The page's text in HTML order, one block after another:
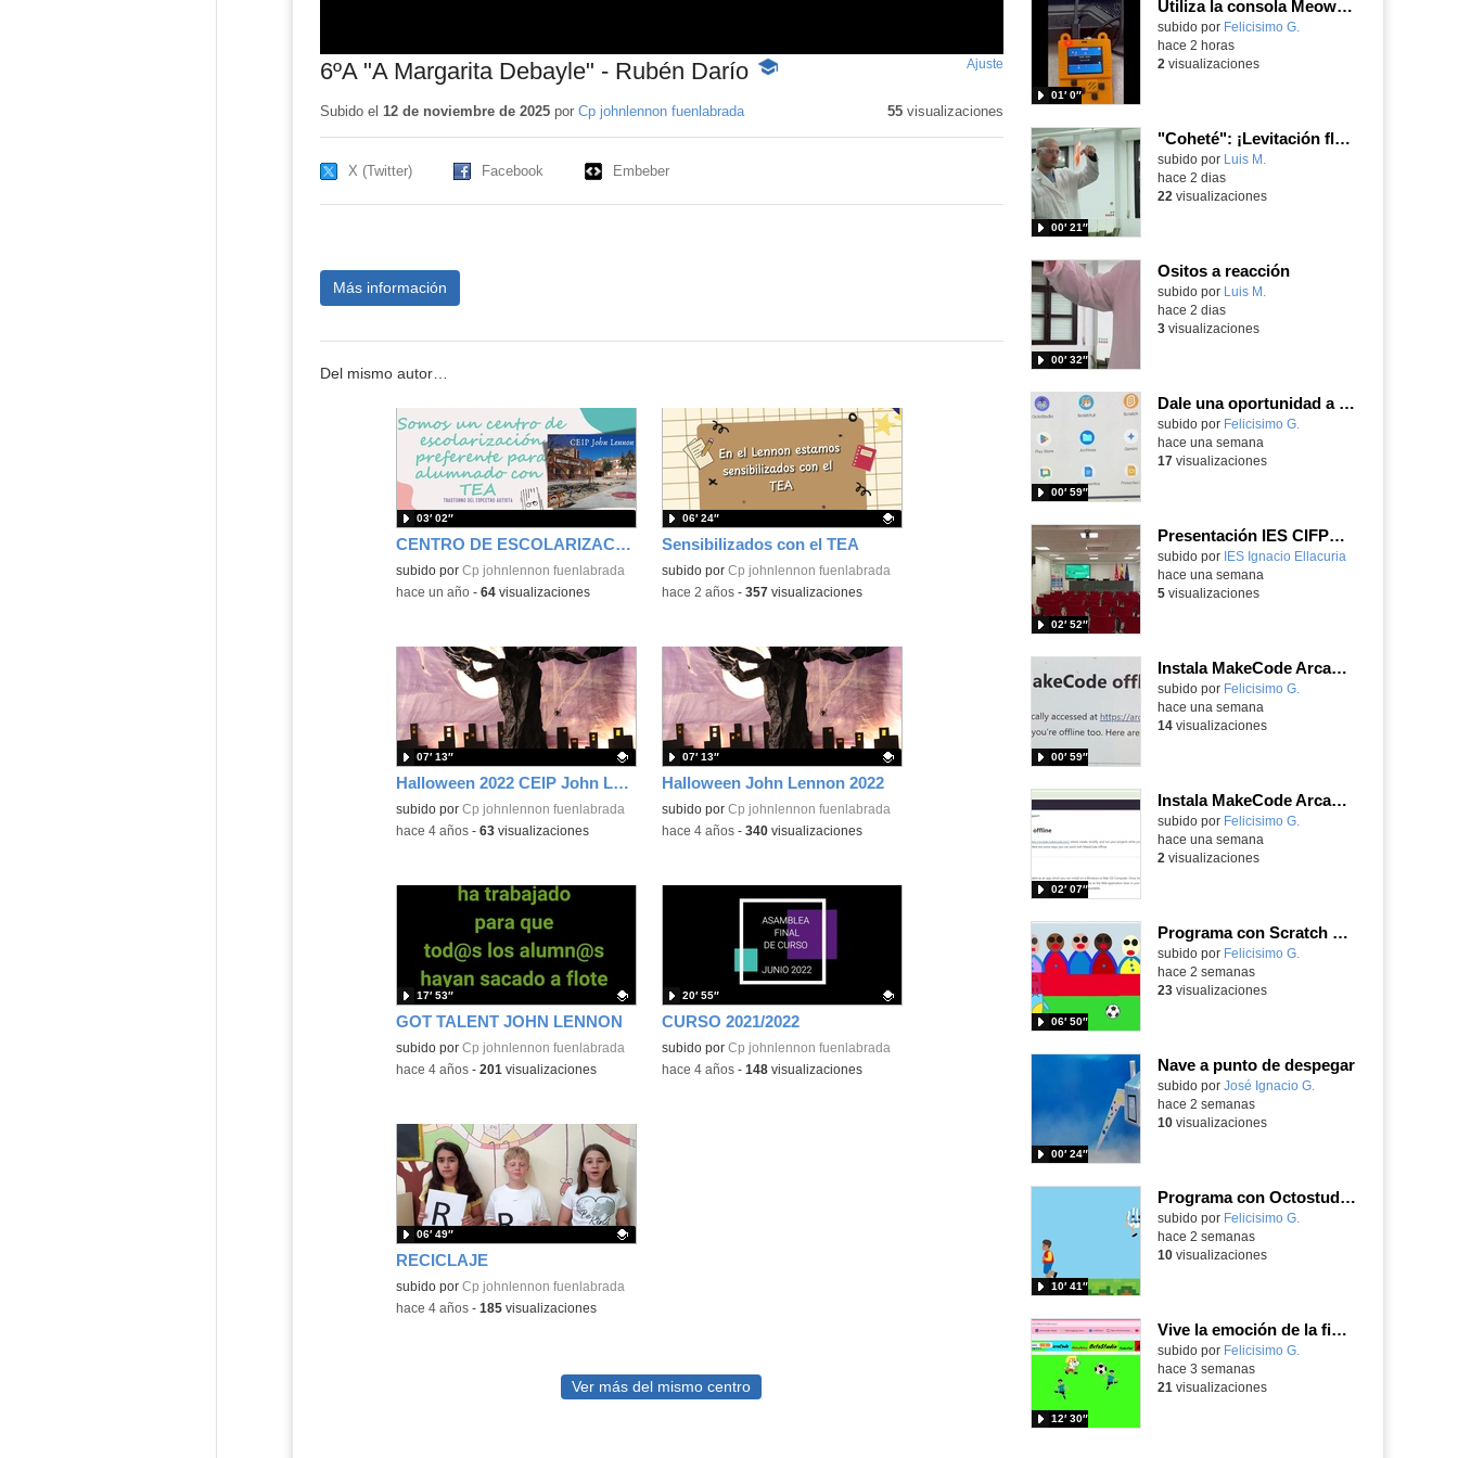
6ºA "A Margarita Debayle" - Rubén Darío -
Ajuste
pantalla
Subido el 12 de noviembre de 2025por Cp johnlennon fuenlabrada 55visualizaciones
X (Twitter) Facebook Embeber
Más información
Del mismo autor…
CENTRO DE ESCOLARIZACIÓN PREFERENTE PARA ALUMNADO CON TEA - C.E.I.P. JOHN LENNON
subido por Cp johnlennon fuenlabrada
03′ 02″
-hace un año- 64visualizaciones
Sensibilizados con el TEA
Contenido educativo.
subido por Cp johnlennon fuenlabrada
06′ 24″
-hace 2 años- 357visualizaciones
Halloween 2022 CEIP John Lennon
Contenido educativo.
subido por Cp johnlennon fuenlabrada
07′ 13″
-hace 4 años- 63visualizaciones
Halloween John Lennon 2022
Contenido educativo.
subido por Cp johnlennon fuenlabrada
07′ 13″
-hace 4 años- 340visualizaciones
GOT TALENT JOHN LENNON
Contenido educativo.
subido por Cp johnlennon fuenlabrada
17′ 53″
-hace 4 años- 201 visualizaciones
CURSO 2021/2022
Contenido educativo.
subido por Cp johnlennon fuenlabrada
20′ 55″
-hace 4 años- 148visualizaciones
RECICLAJE
Contenido educativo.
subido por Cp johnlennon fuenlabrada
06′ 49″
-hace 4 años- 185visualizaciones
Ver más del mismo centro
Utiliza la consola Meowbit de KIttenbot para jugar con tus programas MakeCode Arcade
Contenido educativo.
subido por Felicisimo G.
01′ 0″
hace 2 horas
2 visualizaciones
"Coheté": ¡Levitación flamígera!
Contenido educativo.
subido por Luis M.
00′ 21″
hace 2 dias
22 visualizaciones
Ositos a reacción
Contenido educativo.
subido por Luis M.
00′ 32″
hace 2 dias
3visualizaciones
Dale una oportunidad a los Chromebooks y utiliza un proyector para realizar talleres si no tienes pantallas táctiles
Contenido educativo.
subido por Felicisimo G.
00′ 59″
hace una semana
17visualizaciones
Presentación IES CIFPD Ignacio Ellacuría
Contenido educativo.
subido por IES Ignacio Ellacuria
02′ 52″
hace una semana
5visualizaciones
Instala MakeCode Arcade para trabajar offline en tu tablet, ordenador, Chromebook
Contenido educativo.
subido por Felicisimo G.
00′ 59″
hace una semana
14visualizaciones
Instala MakeCode Arcade offline para programar grandes juegos sin necesidad de Internet
Contenido educativo.
subido por Felicisimo G.
02′ 07″
hace una semana
2 visualizaciones
Programa con Scratch Jr una barrera que se desplaza para dar sensación de movimiento
Contenido educativo.
subido por Felicisimo G.
06′ 50″
hace 2 semanas
23visualizaciones
Nave a punto de despegar
Contenido educativo.
subido por José Ignacio G.
00′ 24″
hace 2 semanas
10visualizaciones
Programa con Octostudio, un juego de 4 personajes ganando la copa del mundo saltando y esquivando rivales.
Contenido educativo.
subido por Felicisimo G.
10′ 41″
hace 2 semanas
10visualizaciones
Vive la emoción de la final del mundial programando con Scratch, un juego de toques y esquivar contrarios
Contenido educativo.
subido por Felicisimo G.
12′ 30″
hace 3 semanas
21 visualizaciones